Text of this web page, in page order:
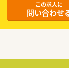
この求人に
問い合わせ